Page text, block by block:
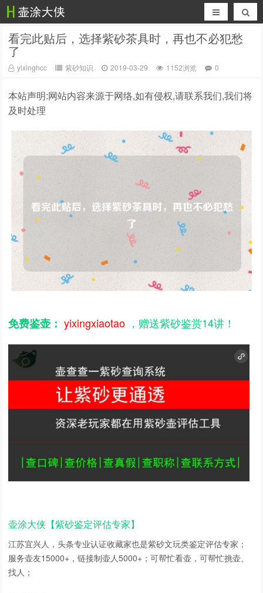
看完此贴后，选择紫砂茶具时，再也不必犯愁
了
yixinghcc 紫砂知识 2019-03-29 1152浏览 0
本站声明:网站内容来源于网络,如有侵权,请联系我们,我们将
及时处理
免费鉴壶： yixingxiaotao ，赠送紫砂鉴赏14讲！
壶涂大侠【紫砂鉴定评估专家】
江苏宜兴人，头条专业认证收藏家也是紫砂文玩类鉴定评估专家；
服务壶友15000+，链接制壶人5000+；可帮忙看壶，可帮忙挑壶、
找人；